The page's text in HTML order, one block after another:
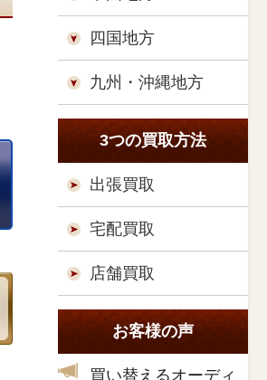
四国地方
九州・沖縄地方
3つの買取方法
出張買取
宅配買取
店舗買取
お客様の声
買い替えるオーディ